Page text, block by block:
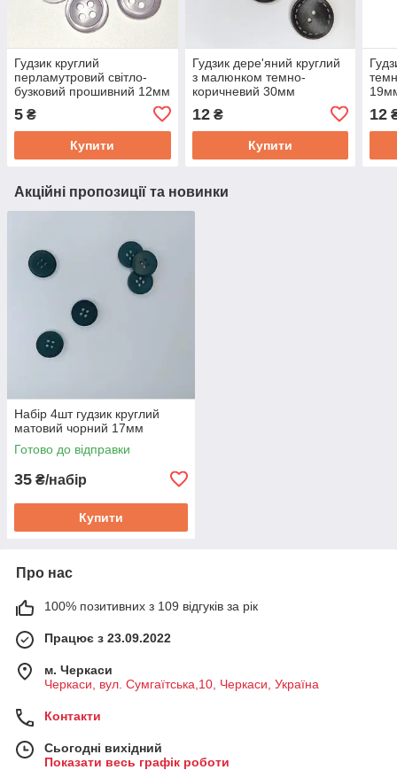
Гудзик круглий
перламутровий світло-
бузковий прошивний 12мм
5 ₴
Купити
Гудзик дере'яний круглий
з малюнком темно-
коричневий 30мм
12₴
Купити
12
Акційні пропозиції та новинки
Набір 4шт гудзик круглий
матовий чорний 17мм
Готово до відправки
35 ₴/набір
Купити
Про нас
100% позитивних з 109 відгуків за рік
Працює з 23.09.2022
м. Черкаси
Черкаси, вул. Сумгаїтська,10, Черкаси, Україна
Контакти
Сьогодні вихідний
Показати весь графік роботи